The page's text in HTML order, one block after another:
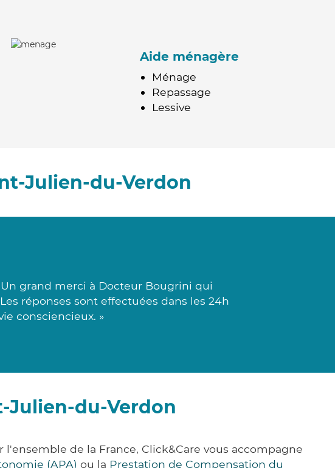
Aide ménagère
Ménage
Repassage
Lessive
Julien-du-Verdon
grand merci à Docteur Bougrini qui
réponses sont effectuées dans les 24h
consciencieux. »
Julien-du-Verdon
de la France, Click&Care vous accompagne
(APA) ou la Prestation de Compensation du